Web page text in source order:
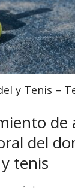
y Tenis –
de
del
tenis